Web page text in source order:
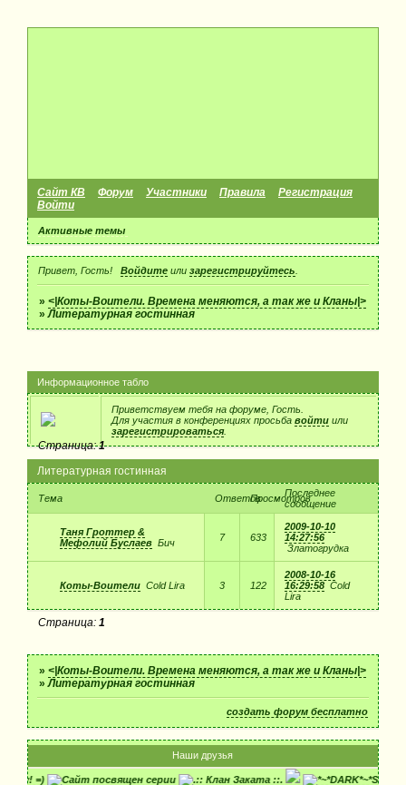
Сайт КВ Форум Участники Правила
Регистрация
Войти
Активные темы
Привет, Гость! Войдитеили зарегистрируйтесь
»<|Коты-Воители. Времена меняются, а так же и Кланы|>
»Литературная гостинная
Информационное табло
Приветствуем тебя на форуме, Гость.
Для участия в конференциях просьба войти или
зарегистрироваться.
Литературная гостинная
Страница:1
Тема ОтветовПросмотровПоследнее
сообщение
Таня Гроттер &
Мефолий Буслаев Бич 7 633
2009-10-10
14:27:56
Златогрудка
Коты-Воители Cold Lira 3 122
2008-10-16
16:29:58 Cold
Lira
Страница:1
»<|Коты-Воители. Времена меняются, а так же и Кланы|>
»Литературная гостинная
создать форум бесплатно
Наши друзья